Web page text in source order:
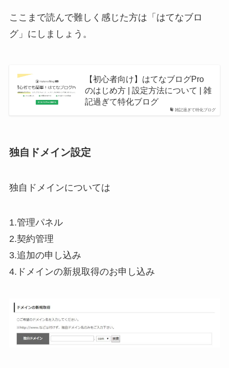
ここまで読んで難しく感じた方は「はてなブロ
グ」にしましょう。
雑記過ぎて特化ブログ
【初心者向け】はてなブログPro
のはじめ方 | 設定方法について | 雑
記過ぎて特化ブログ
独自ドメイン設定
独自ドメインについては
1.管理パネル
2.契約管理
3.追加の申し込み
4.ドメインの新規取得のお申し込み